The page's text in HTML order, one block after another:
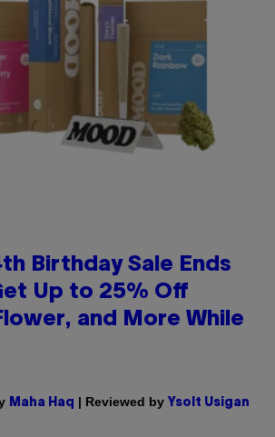
Birthday Sale Ends
Up to 25% Off
and More While
Maha Haq | Reviewed by Ysolt Usigan